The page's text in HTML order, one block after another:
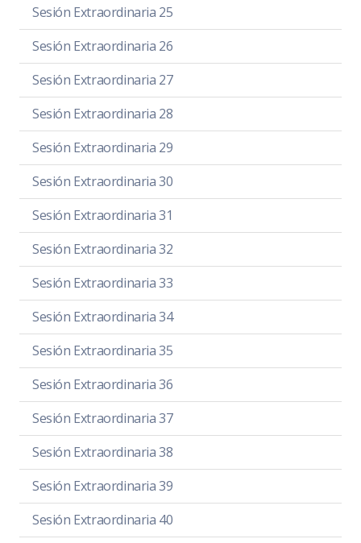
Sesión Extraordinaria 25
Sesión Extraordinaria 26
Sesión Extraordinaria 27
Sesión Extraordinaria 28
Sesión Extraordinaria 29
Sesión Extraordinaria 30
Sesión Extraordinaria 31
Sesión Extraordinaria 32
Sesión Extraordinaria 33
Sesión Extraordinaria 34
Sesión Extraordinaria 35
Sesión Extraordinaria 36
Sesión Extraordinaria 37
Sesión Extraordinaria 38
Sesión Extraordinaria 39
Sesión Extraordinaria 40